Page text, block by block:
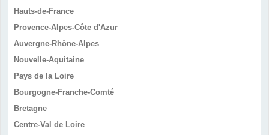
Hauts-de-France
Provence-Alpes-Côte d'Azur
Auvergne-Rhône-Alpes
Nouvelle-Aquitaine
Pays de la Loire
Bourgogne-Franche-Comté
Bretagne
Centre-Val de Loire